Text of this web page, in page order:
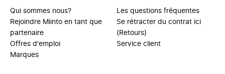
Qui sommes nous?
Rejoindre Miinto en tant que
partenaire
Offres d'emploi
Marques
Les questions fréquentes
Se rétracter du contrat ici
(Retours)
Service client